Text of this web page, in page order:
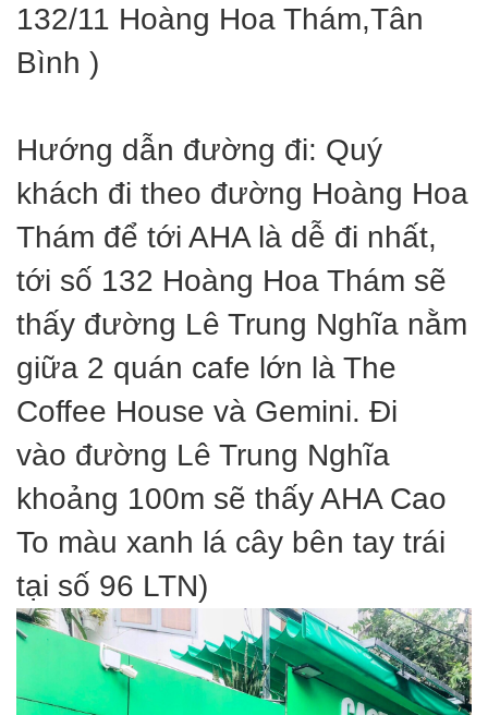
132/11 Hoàng Hoa Thám,Tân
Bình )
Hướng dẫn đường đi: Quý
khách đi theo đường Hoàng Hoa
Thám để tới AHA là dễ đi nhất,
tới số 132 Hoàng Hoa Thám sẽ
thấy đường Lê Trung Nghĩa nằm
giữa 2 quán cafe lớn là The
Coffee House và Gemini. Đi
vào đường Lê Trung Nghĩa
khoảng 100m sẽ thấy AHA Cao
To màu xanh lá cây bên tay trái
tại số 96 LTN)